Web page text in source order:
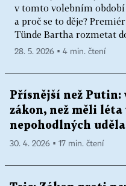
v tomto volebním období
a proč se to děje?
Tünde Bartha rozmetat
28. 5. 2026 ▪ 4 min. čtení
Přísnější než Putin:
zákon, než měli léta
nepohodlných
30. 4. 2026 ▪ 17 min. čtení